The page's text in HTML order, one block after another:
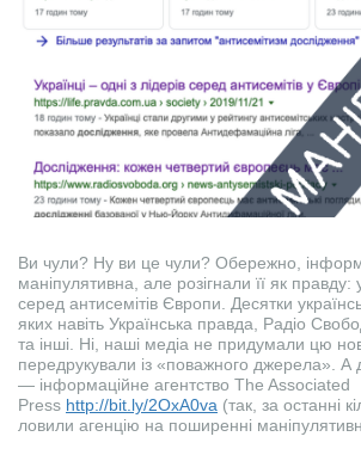
Ви чули? Ну ви це чули? Обережно,
маніпулятивна, але розігнали її як правду:
серед антисемітів Європи. Десятки
яких навіть Українська правда, Радіо
та інші. Ні, наші медіа не придумали цю
передрукували із «поважного джерела». А
— інформаційне агентство The Associated
Press http://bit.ly/2OxA0va (так, за останні
ловили агенцію на поширенні